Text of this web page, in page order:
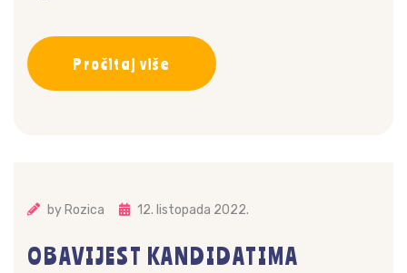
Pročitaj više
by Rozica 12. listopada 2022.
OBAVIJEST KANDIDATIMA